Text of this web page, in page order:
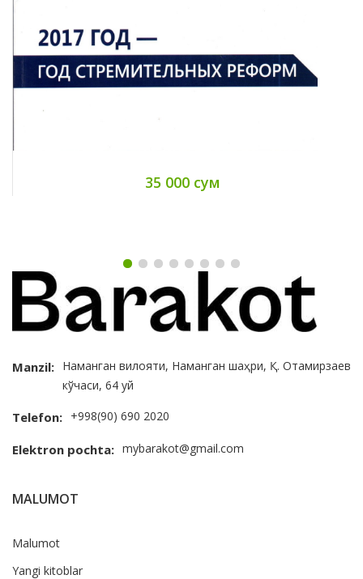
35 000 сум
Manzil: Наманган вилояти, Наманган шаҳри, Қ. Отамирзаев
кўчаси, 64 уй
Telefon: +998(90) 690 2020
Elektron pochta: mybarakot@gmail.com
MALUMOT
Malumot
Yangi kitoblar